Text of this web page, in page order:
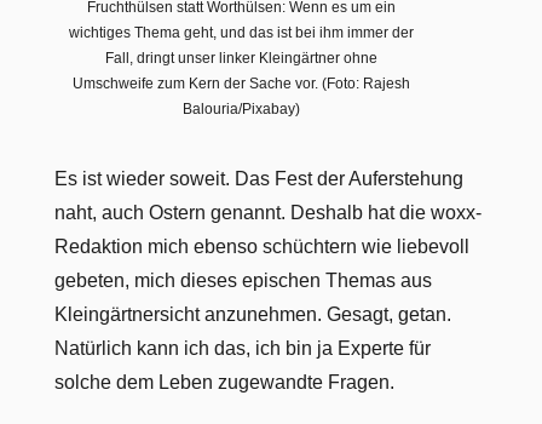
Fruchthülsen statt Worthülsen: Wenn es um ein
wichtiges Thema geht, und das ist bei ihm immer der
Fall, dringt unser linker Kleingärtner ohne
Umschweife zum Kern der Sache vor. (Foto: Rajesh
Balouria/Pixabay)
Es ist wieder soweit. Das Fest der Auferstehung
naht, auch Ostern genannt. Deshalb hat die woxx-
Redaktion mich ebenso schüchtern wie liebevoll
gebeten, mich dieses epischen Themas aus
Kleingärtnersicht anzunehmen. Gesagt, getan.
Natürlich kann ich das, ich bin ja Experte für
solche dem Leben zugewandte Fragen.